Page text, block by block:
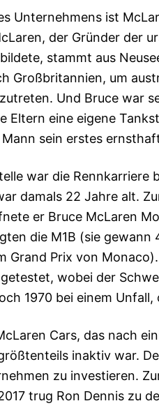
Unternehmens ist
der Gründer der
stammt aus
Großbritannien, um
Und Bruce war
Eltern eine eigene
sein erstes
war die
damals 22 Jahre alt.
er Bruce McLaren
die M1B (sie
Grand Prix von
wobei der
1970 bei einem
Cars, das nach
inaktiv war.
zu investieren.
trug Ron Dennis zu